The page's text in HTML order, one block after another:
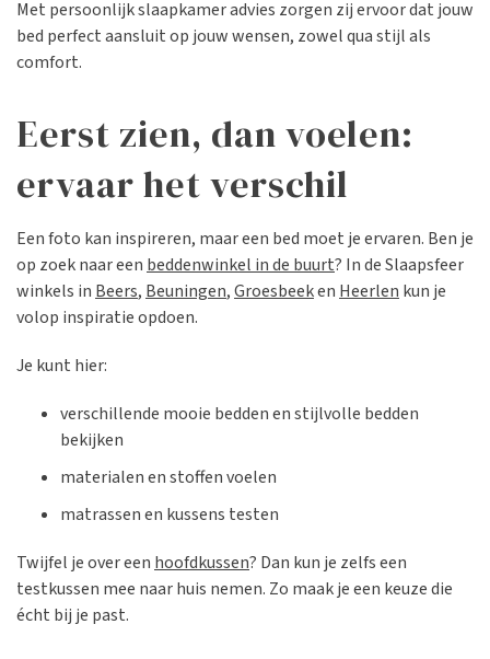
Met persoonlijk slaapkamer advies zorgen zij ervoor dat jouw
bed perfect aansluit op jouw wensen, zowel qua stijl als
comfort.
Eerst zien, dan voelen:
ervaar het verschil
Een foto kan inspireren, maar een bed moet je ervaren. Ben je
op zoek naar een beddenwinkel in de buurt? In de Slaapsfeer
winkels in Beers, Beuningen,Groesbeeken Heerlen kun je
volop inspiratie opdoen.
Je kunt hier:
verschillende mooie bedden en stijlvolle bedden
bekijken
materialen en stoffen voelen
matrassen en kussens testen
Twijfel je over een hoofdkussen? Dan kun je zelfs een
testkussen mee naar huis nemen. Zo maak je een keuze die
écht bij je past.